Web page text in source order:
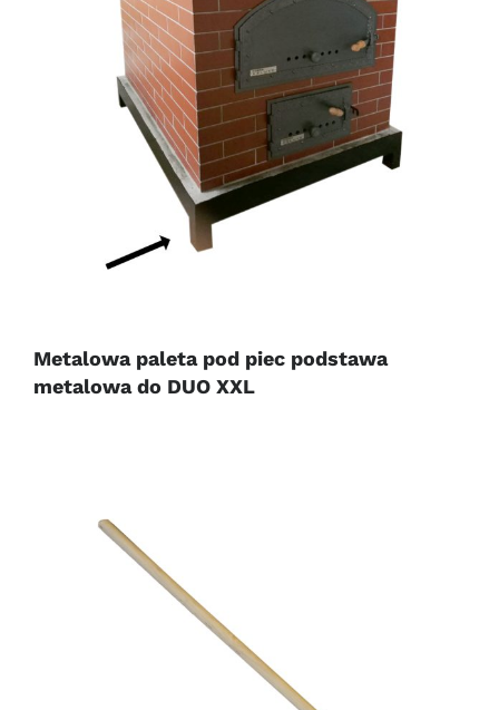
Metalowa paleta pod piec podstawa
metalowa do DUO XXL